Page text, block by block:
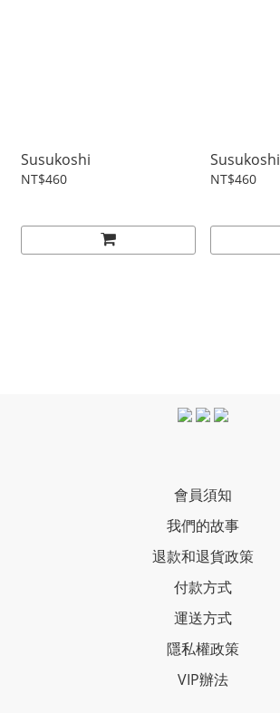
Susukoshi
NT$460
Susukoshi
NT$460
會員須知
我們的故事
退款和退貨政策
付款方式
運送方式
隱私權政策
VIP辦法